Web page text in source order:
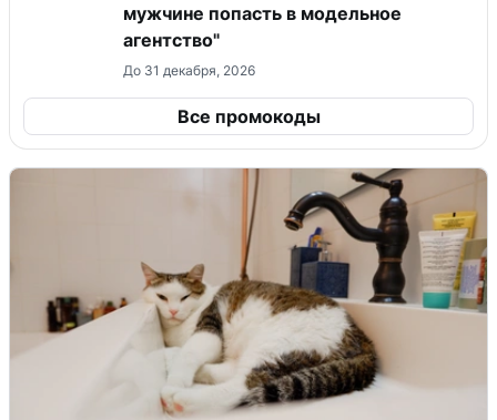
мужчине попасть в модельное
агентство"
До 31 декабря, 2026
Все промокоды